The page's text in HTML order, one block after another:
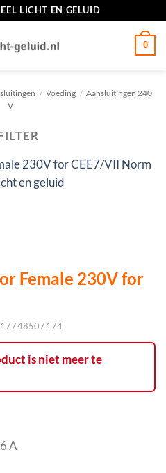
LICHT EN GELUID
0
/ Voeding / Aansluitingen 240
V
Female 230V for
is niet meer te
A